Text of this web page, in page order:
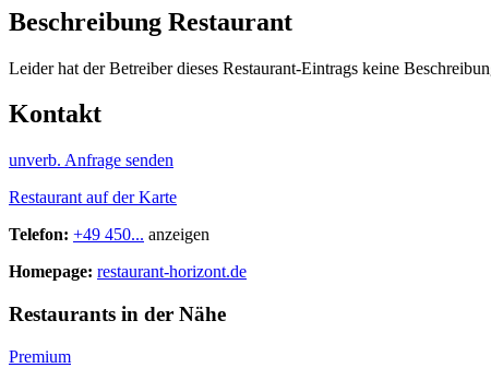
Beschreibung Restaurant
Leider hat der Betreiber dieses Restaurant-Eintrags keine
Kontakt
unverb. Anfrage senden
Restaurant auf der Karte
Telefon: +49 450... anzeigen
Homepage: restaurant-horizont.de
Restaurants in der Nähe
Premium